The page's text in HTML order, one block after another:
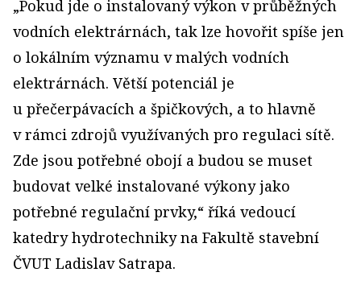
„Pokud jde o instalovaný výkon v průběžných
vodních elektrárnách, tak lze hovořit spíše jen
o lokálním významu v malých vodních
elektrárnách. Větší potenciál je
u přečerpávacích a špičkových, a to hlavně
v rámci zdrojů využívaných pro regulaci sítě.
Zde jsou potřebné obojí a budou se muset
budovat velké instalované výkony jako
potřebné regulační prvky,“ říká vedoucí
katedry hydrotechniky na Fakultě stavební
ČVUT Ladislav Satrapa.